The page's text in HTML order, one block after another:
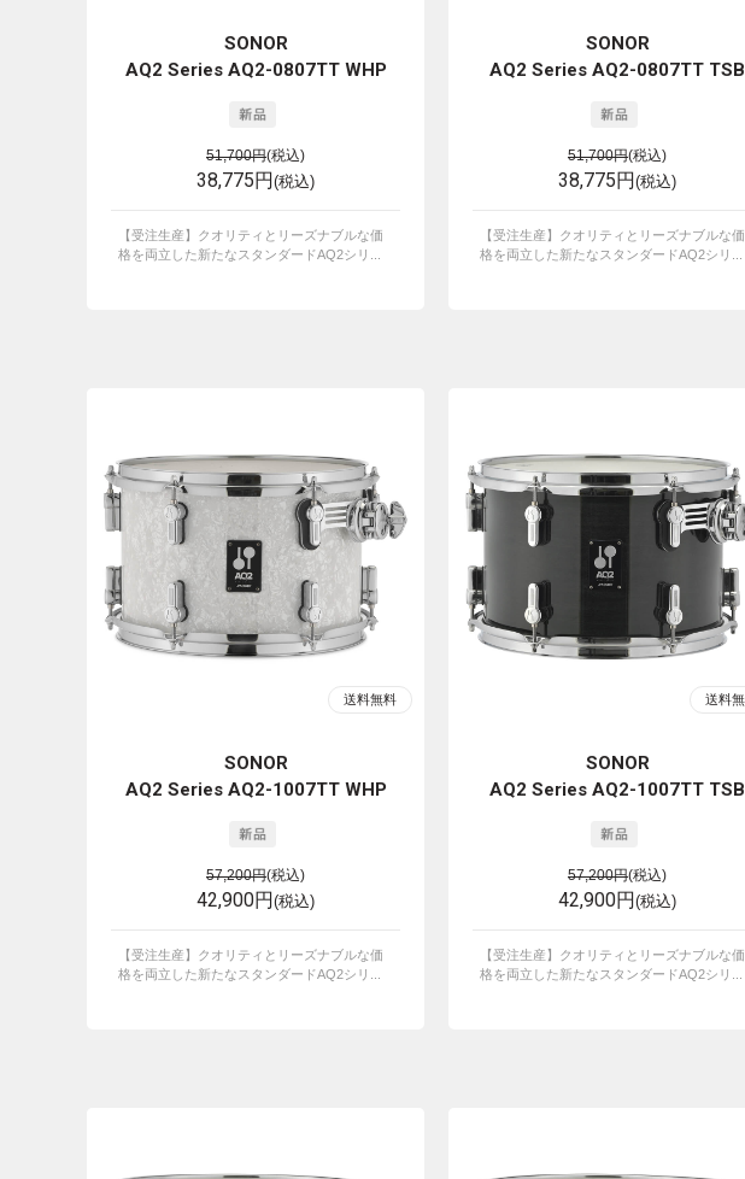
SONOR
AQ2 Series AQ2-0807TT WHP
51,700円(税込)
38,775円(税込)
【受注生産】クオリティとリーズナブルな価
格を両立した新たなスタンダードAQ2シリ...
SONOR
AQ2 Series AQ2-0807TT TSB
51,700円(税込)
38,775円(税込)
【受注生産】クオリティとリーズナブルな価
格を両立した新たなスタンダードAQ2シリ...
SONOR
AQ2 Series AQ2-1007TT WHP
57,200円(税込)
42,900円(税込)
【受注生産】クオリティとリーズナブルな価
格を両立した新たなスタンダードAQ2シリ...
SONOR
AQ2 Series AQ2-1007TT TSB
57,200円(税込)
42,900円(税込)
【受注生産】クオリティとリーズナブルな価
格を両立した新たなスタンダードAQ2シリ...